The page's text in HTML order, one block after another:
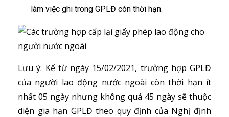
làm việc ghi trong GPLĐ còn thời hạn.
Lưu ý: Kể từ ngày 15/02/2021, trường hợp GPLĐ
của người lao động nước ngoài còn thời hạn ít
nhất 05 ngày nhưng không quá 45 ngày sẽ thuộc
diện gia hạn GPLĐ theo quy định của Nghị định